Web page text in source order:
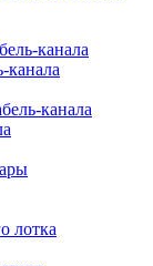
канала
канала
канала
лотка